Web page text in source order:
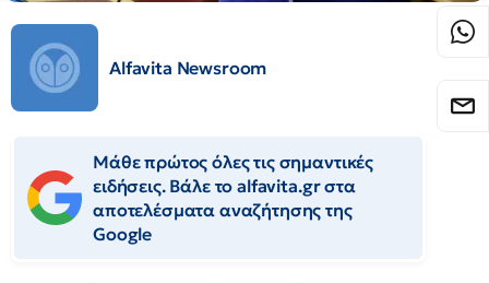
Alfavita Newsroom
Μάθε πρώτος όλες τις σημαντικές
ειδήσεις. Βάλε το alfavita.gr στα
αποτελέσματα αναζήτησης της
Google